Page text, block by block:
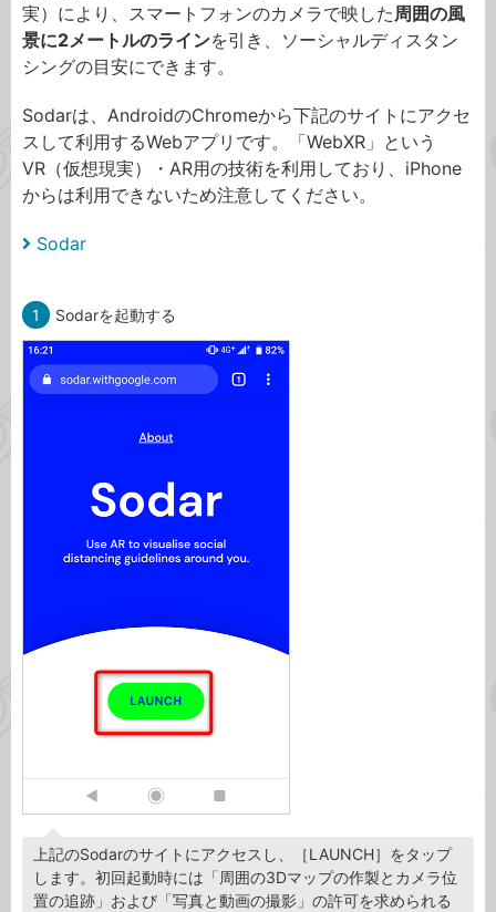
実）により、スマートフォンのカメラで映した周囲の風
景に2メートルのラインを引き、ソーシャルディスタン
シングの目安にできます。
Sodarは、AndroidのChromeから下記のサイトにアクセ
スして利用するWebアプリです。「WebXR」という
VR（仮想現実）・AR用の技術を利用しており、iPhone
からは利用できないため注意してください。
Sodar
1 Sodarを起動する
上記のSodarのサイトにアクセスし、［LAUNCH］をタップ
します。初回起動時には「周囲の3Dマップの作製とカメラ位
置の追跡」および「写真と動画の撮影」の許可を求められる